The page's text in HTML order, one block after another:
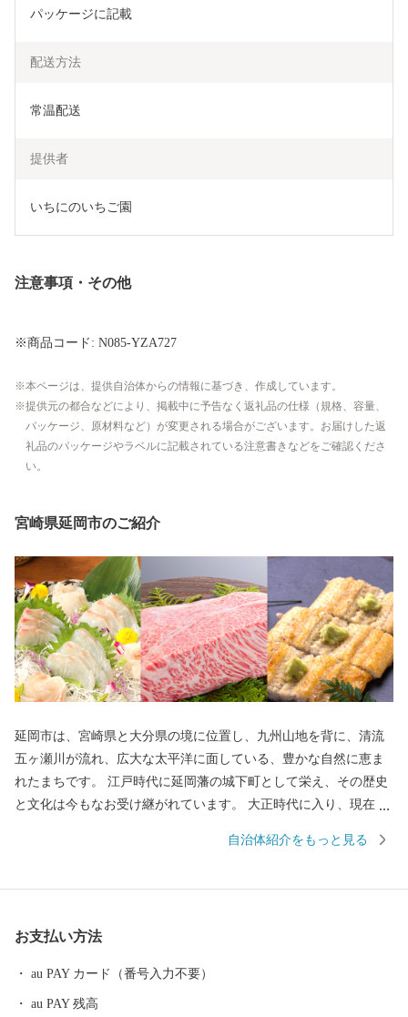
パッケージに記載
配送方法
常温配送
提供者
いちにのいちご園
注意事項・その他
※商品コード: N085-YZA727
本ページは、提供自治体からの情報に基づき、作成しています。
提供元の都合などにより、掲載中に予告なく返礼品の仕様（規格、容量、
パッケージ、原材料など）が変更される場合がございます。お届けした返
礼品のパッケージやラベルに記載されている注意書きなどをご確認くださ
い。
宮崎県延岡市のご紹介
延岡市は、宮崎県と大分県の境に位置し、九州山地を背に、清流
五ヶ瀬川が流れ、広大な太平洋に面している、豊かな自然に恵ま
れたまちです。 江戸時代に延岡藩の城下町として栄え、その歴史
と文化は今もなお受け継がれています。 大正時代に入り、現在の
は、《山の文化の北方町》、《海の文化の北浦町》、《山と川の
は獲れたての伊勢海老や岩ガキ、カンパチなどの魚介類。 山や大
地からは、桃や葡萄、たけのこなど瑞々しい果物や野菜をはじ
の鮎やなは300年以上続く漁法で、規模・漁獲量ともに日本最大級
自治体紹介をもっと見る
お支払い方法
au PAY カード（番号入力不要）
au PAY 残高